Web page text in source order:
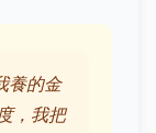
養的金
，我把